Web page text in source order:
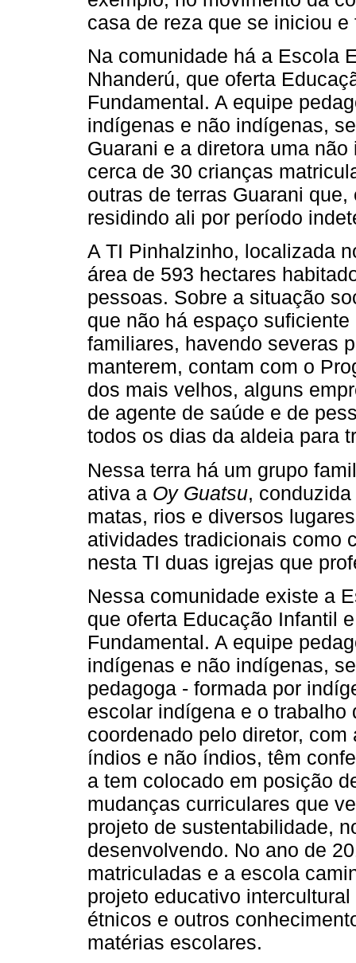
casa de reza que se iniciou
Na comunidade há a Escola
Nhanderú, que oferta
Fundamental. A equipe
indígenas e não indígenas,
Guarani e a diretora uma
cerca de 30 crianças
outras de terras Guarani
residindo ali por período
A TI Pinhalzinho, localizada
área de 593 hectares
pessoas. Sobre a situação
que não há espaço
familiares, havendo severas
manterem, contam com o
dos mais velhos, alguns
de agente de saúde e de
todos os dias da aldeia para
Nessa terra há um grupo
ativa a Oy Guatsu,
matas, rios e diversos
atividades tradicionais como
nesta TI duas igrejas que
Nessa comunidade existe a
que oferta Educação Infantil
Fundamental. A equipe
indígenas e não indígenas,
pedagoga - formada por
escolar indígena e o
coordenado pelo diretor,
índios e não índios, têm
a tem colocado em posição
mudanças curriculares que
projeto de sustentabilidade,
desenvolvendo. No ano de
matriculadas e a escola
projeto educativo
étnicos e outros
matérias escolares.